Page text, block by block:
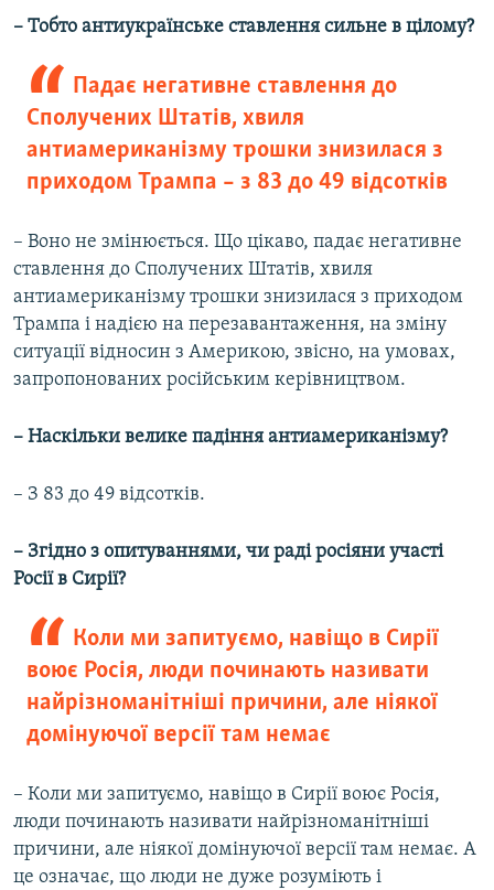
– Тобто антиукраїнське ставлення сильне в цілому?
Падає негативне ставлення до
Сполучених Штатів, хвиля
антиамериканізму трошки знизилася з
приходом Трампа – з 83 до 49 відсотків
– Воно не змінюється. Що цікаво, падає негативне
ставлення до Сполучених Штатів, хвиля
антиамериканізму трошки знизилася з приходом
Трампа і надією на перезавантаження, на зміну
ситуації відносин з Америкою, звісно, на умовах,
запропонованих російським керівництвом.
– Наскільки велике падіння антиамериканізму?
– З 83 до 49 відсотків.
– Згідно з опитуваннями, чи раді росіяни участі
Росії в Сирії?
Коли ми запитуємо, навіщо в Сирії
воює Росія, люди починають називати
найрізноманітніші причини, але ніякої
домінуючої версії там немає
– Коли ми запитуємо, навіщо в Сирії воює Росія,
люди починають називати найрізноманітніші
причини, але ніякої домінуючої версії там немає. А
це означає, що люди не дуже розуміють і